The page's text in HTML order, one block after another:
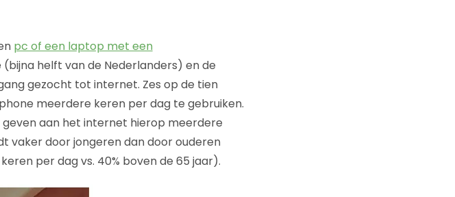
pc of een laptop met een
helft van de Nederlanders) en de
gezocht tot internet. Zes op de tien
meerdere keren per dag te gebruiken.
aan het internet hierop meerdere
vaker door jongeren dan door ouderen
per dag vs. 40% boven de 65 jaar).